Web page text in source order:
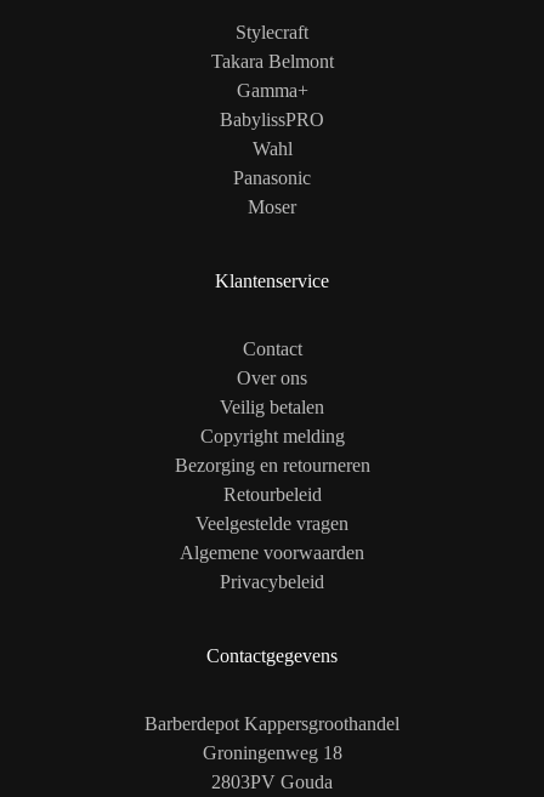
Stylecraft
Takara Belmont
Gamma+
BabylissPRO
Wahl
Panasonic
Moser
Klantenservice
Contact
Over ons
Veilig betalen
Copyright melding
Bezorging en retourneren
Retourbeleid
Veelgestelde vragen
Algemene voorwaarden
Privacybeleid
Contactgegevens
Barberdepot Kappersgroothandel
Groningenweg 18
2803PV Gouda